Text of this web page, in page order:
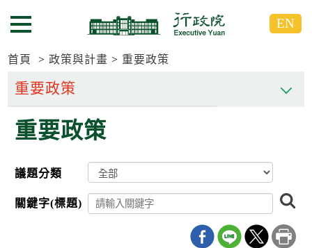
到
要
區
到
要
區
選單按鈕 EN
首頁 政策與計畫 重要政策
重要政策
議題分類
關鍵字(標題)
尋